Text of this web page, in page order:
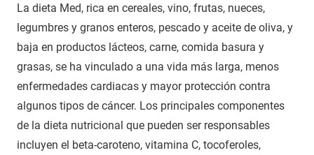
La dieta Med, rica en cereales, vino, frutas, nueces,
legumbres y granos enteros, pescado y aceite de oliva, y
baja en productos lácteos, carne, comida basura y
grasas, se ha vinculado a una vida más larga, menos
enfermedades cardiacas y mayor protección contra
algunos tipos de cáncer. Los principales componentes
de la dieta nutricional que pueden ser responsables
incluyen el beta-caroteno, vitamina C, tocoferoles,